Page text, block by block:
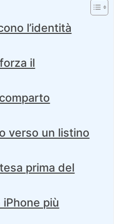
l’identità
il
verso un listino
prima del
più